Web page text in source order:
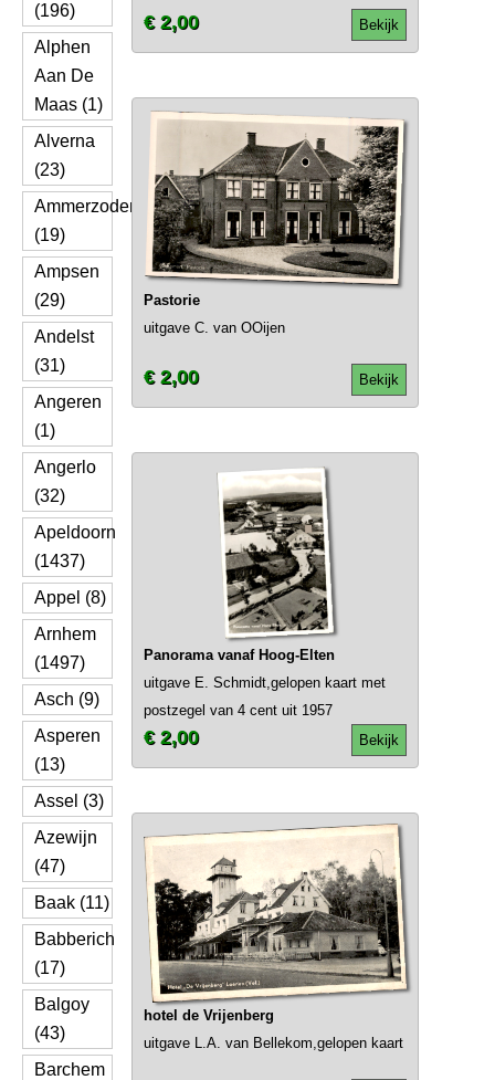
(196)
Alphen
Aan De
Maas (1)
Alverna
(23)
Ammerzoden
(19)
Ampsen
(29)
Andelst
(31)
Angeren
(1)
Angerlo
(32)
Apeldoorn
(1437)
Appel (8)
Arnhem
(1497)
Asch (9)
Asperen
(13)
Assel (3)
Azewijn
(47)
Baak (11)
Babberich
(17)
Balgoy
(43)
Barchem
Bekijk
€ 2,00
Pastorie
uitgave C. van OOijen
Bekijk
€ 2,00
Panorama vanaf Hoog-Elten
uitgave E. Schmidt,gelopen kaart met
postzegel van 4 cent uit 1957
Bekijk
€ 2,00
hotel de Vrijenberg
uitgave L.A. van Bellekom,gelopen kaart